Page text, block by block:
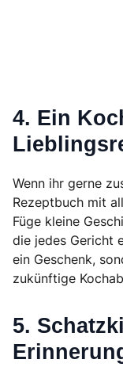
4. Ein
Wenn ihr gerne
Rezeptbuch mit
Füge kleine
die jedes Gericht
ein Geschenk,
zukünftige
5.